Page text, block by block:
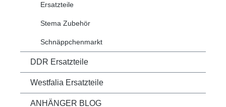
Ersatzteile
Stema Zubehör
Schnäppchenmarkt
DDR Ersatzteile
Westfalia Ersatzteile
ANHÄNGER BLOG